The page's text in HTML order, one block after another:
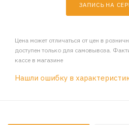
ЗАПИСЬ НА
Цена может отличаться от цен в
доступен только для самовывоза.
кассе в магазине
Нашли ошибку в